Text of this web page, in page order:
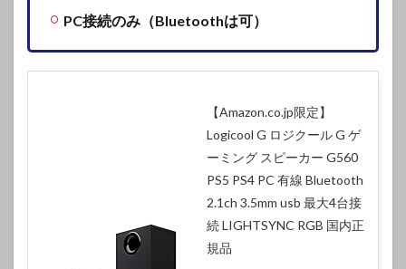
PC接続のみ（Bluetoothは可）
【Amazon.co.jp限定】
Logicool G ロジクール G ゲ
ーミング スピーカー G560
PS5 PS4 PC 有線 Bluetooth
2.1ch 3.5mm usb 最大4台接
続 LIGHTSYNC RGB 国内正
規品